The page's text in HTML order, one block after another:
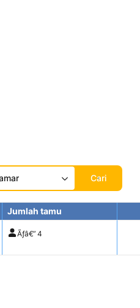
Cari
Jumlah tamu
Ãƒâ€” 4